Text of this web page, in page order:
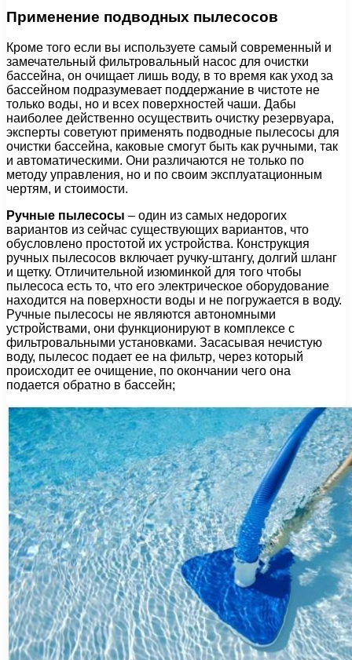
Применение подводных пылесосов
Кроме того если вы используете самый современный и
замечательный фильтровальный насос для очистки
бассейна, он очищает лишь воду, в то время как уход за
бассейном подразумевает поддержание в чистоте не
только воды, но и всех поверхностей чаши. Дабы
наиболее действенно осуществить очистку резервуара,
эксперты советуют применять подводные пылесосы для
очистки бассейна, каковые смогут быть как ручными, так
и автоматическими. Они различаются не только по
методу управления, но и по своим эксплуатационным
чертям, и стоимости.
Ручные пылесосы – один из самых недорогих
вариантов из сейчас существующих вариантов, что
обусловлено простотой их устройства. Конструкция
ручных пылесосов включает ручку-штангу, долгий шланг
и щетку. Отличительной изюминкой для того чтобы
пылесоса есть то, что его электрическое оборудование
находится на поверхности воды и не погружается в воду.
Ручные пылесосы не являются автономными
устройствами, они функционируют в комплексе с
фильтровальными установками. Засасывая нечистую
воду, пылесос подает ее на фильтр, через который
происходит ее очищение, по окончании чего она
подается обратно в бассейн;